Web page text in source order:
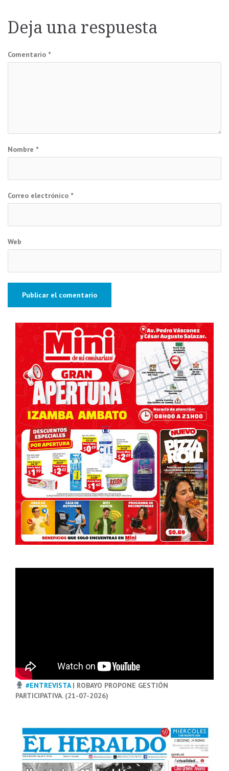
entradas
Deja una respuesta
Comentario *
Nombre *
Correo electrónico *
Web
#ENTREVISTA| ROBAYO PROPONE GESTIÓN
PARTICIPATIVA. (21-07-2026)